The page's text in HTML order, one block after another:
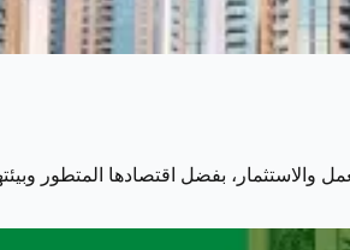
بفضل اقتصادها المتطور